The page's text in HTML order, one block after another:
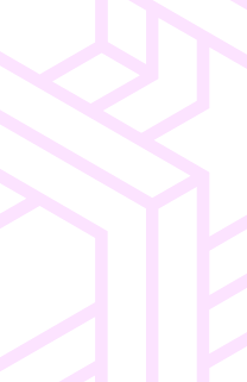
Intuitive
Navigation
Einfaches